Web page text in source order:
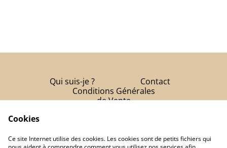
Qui suis-je ?
Contact
Conditions Générales
de Vente
Politique de cookies
Cookies
Ce site Internet utilise des cookies. Les cookies sont de petits fichiers qui